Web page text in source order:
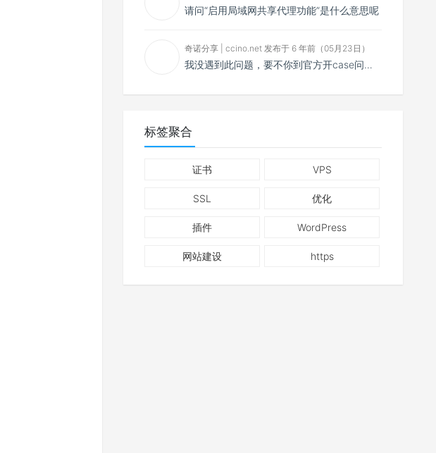
请问“启用局域网共享代理功能”是什么意思呢
奇诺分享 | ccino.net 发布于 6 年前（05月23日）
我没遇到此问题，要不你到官方开case问问看？
标签聚合
证书 VPS
SSL 优化
插件 WordPress
网站建设 https